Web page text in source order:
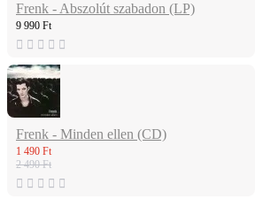
Frenk - Abszolút szabadon (LP)
9 990 Ft
Frenk - Minden ellen (CD)
1 490 Ft
2 490 Ft